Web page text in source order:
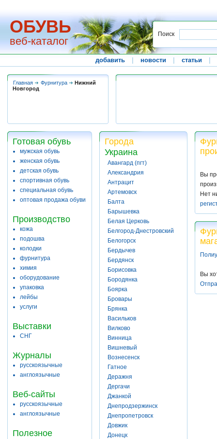
ОБУВЬ
веб-каталог
Поиск
добавить новости статьи
Главная Фурнитура
Нижний
Новгород
Готовая обувь
мужская обувь
женская обувь
детская обувь
спортивная обувь
специальная обувь
оптовая продажа обуви
Производство
кожа
подошва
колодки
фурнитура
химия
оборудование
упаковка
лейбы
услуги
Выставки
СНГ
Журналы
русскоязычные
англоязычные
Веб-сайты
русскоязычные
англоязычные
Полезное
Города
Украина
Авангард (пгт)
Александрия
Антрацит
Артемовск
Балта
Барышевка
Белая Церковь
Белгород-Днестровский
Белогорск
Бердычев
Бердянск
Борисовка
Бородянка
Боярка
Бровары
Брянка
Васильков
Вилково
Винница
Вишневый
Вознесенск
Гатное
Деражня
Дергачи
Джанкой
Днепродзержинск
Днепропетровск
Довжик
Донецк
Вы
Нет
Вы